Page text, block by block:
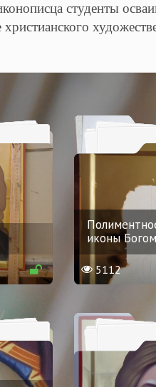
студенты
иконы
5112